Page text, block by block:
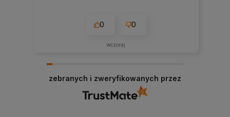
0 0
wczoraj
zebranych i zweryfikowanych przez